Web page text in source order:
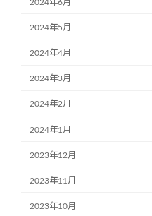
2024年6月
2024年5月
2024年4月
2024年3月
2024年2月
2024年1月
2023年12月
2023年11月
2023年10月